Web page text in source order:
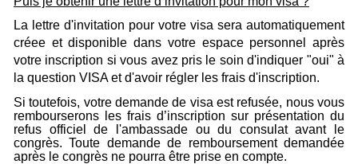
La lettre d'invitation pour votre visa sera automatiquement
créee et disponible dans votre espace personnel après
votre inscription si vous avez pris le soin d'indiquer "oui" à
la question VISA et d'avoir régler les frais d'inscription.
Si toutefois, votre demande de visa est refusée, nous vous
rembourserons les frais d’inscription sur présentation du
refus officiel de l'ambassade ou du consulat avant le
congrès. Toute demande de remboursement demandée
après le congrès ne pourra être prise en compte.